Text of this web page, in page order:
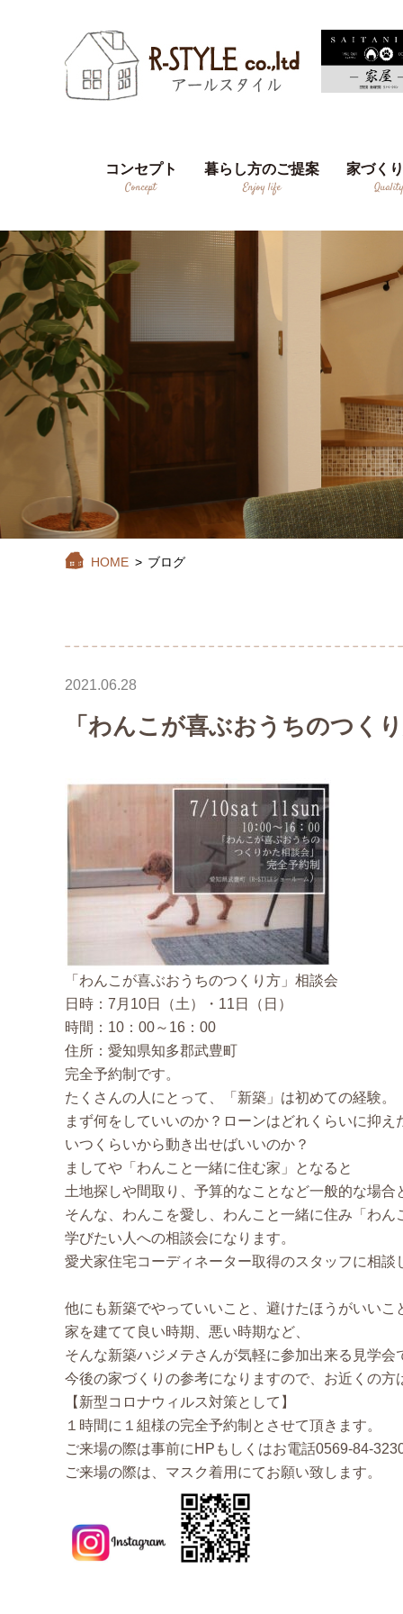
コンセプト
Concept
暮らし方のご提案
Enjoy life
家づく
Quality
HOME > ブログ
2021.06.28
「わんこが喜ぶおうちのつく
「わんこが喜ぶおうちのつくり方」相談会
日時：7月10日（土）・11日（日）
時間：10：00～16：00
住所：愛知県知多郡武豊町
完全予約制です。
たくさんの人にとって、「新築」は初めての経験。
まず何をしていいのか？ローンはどれくらいに抑え
いつくらいから動き出せばいいのか？
ましてや「わんこと一緒に住む家」となると
土地探しや間取り、予算的なことなど一般的な場合
そんな、わんこを愛し、わんこと一緒に住み「わ
学びたい人への相談会になります。
愛犬家住宅コーディネーター取得のスタッフに相談
他にも新築でやっていいこと、避けたほうがいいこ
家を建てて良い時期、悪い時期など、
そんな新築ハジメテさんが気軽に参加出来る見学会
今後の家づくりの参考になりますので、お近くの
【新型コロナウィルス対策として】
１時間に１組様の完全予約制とさせて頂きます。
ご来場の際は事前にHPもしくはお電話0569-84-
ご来場の際は、マスク着用にてお願い致します。